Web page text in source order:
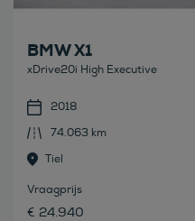
BMW X1
xDrive20i High Executive
2018
74.063 km
Tiel
Vraagprijs
€ 24.940